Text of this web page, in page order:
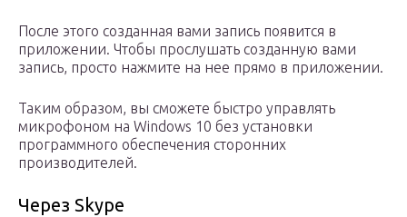
После этого созданная вами запись появится в
приложении. Чтобы прослушать созданную вами
запись, просто нажмите на нее прямо в приложении.
Таким образом, вы сможете быстро управлять
микрофоном на Windows 10 без установки
программного обеспечения сторонних
производителей.
Через Skype